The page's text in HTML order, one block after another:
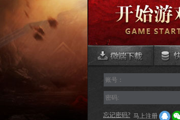
账号：
密码:
忘记密码? 马上注册